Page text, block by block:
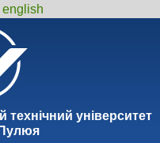
english
технiчний унiверситет